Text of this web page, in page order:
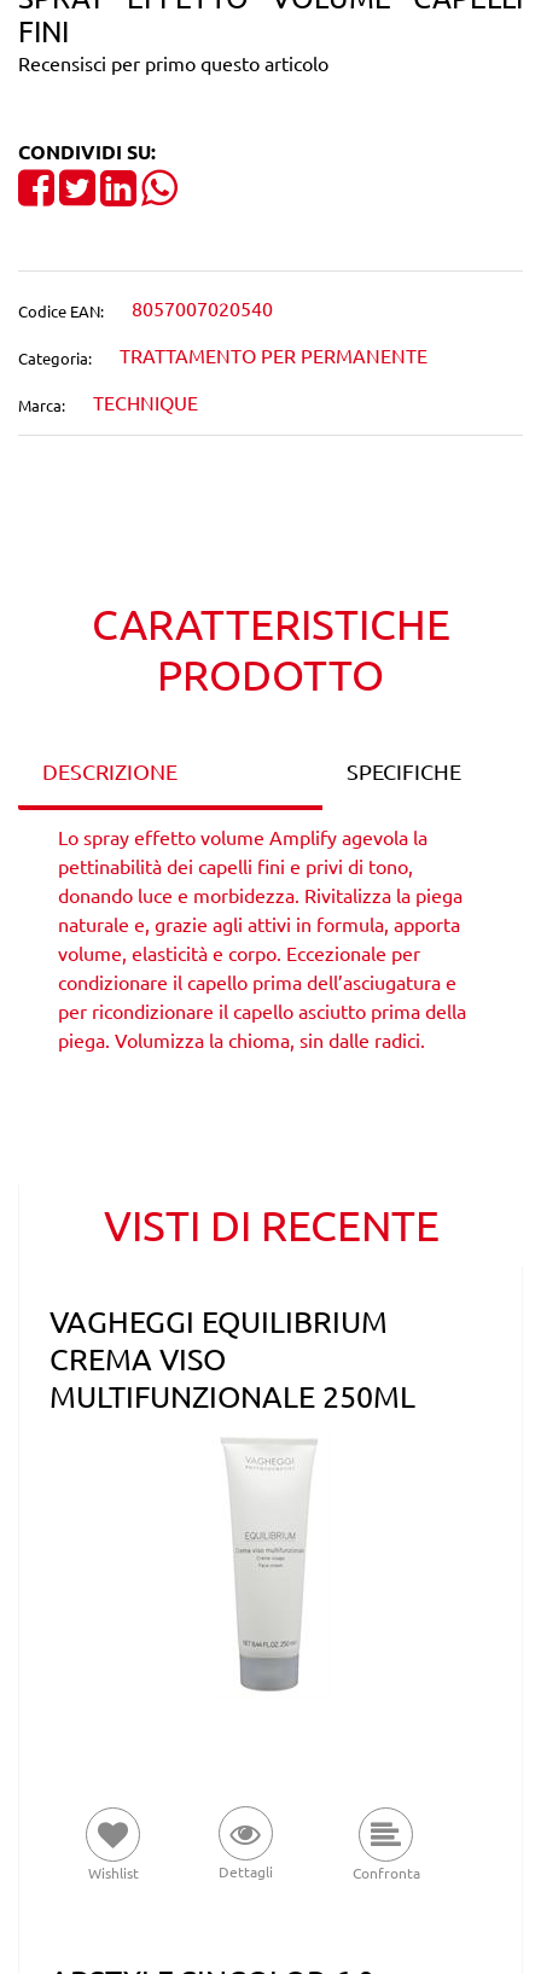
FINI
Recensisci per primo questo articolo
CONDIVIDI SU:
Share on Facebook
TweetShare on LinkedIn
Codice EAN: 8057007020540
Categoria: TRATTAMENTO PER PERMANENTE
Marca: TECHNIQUE
CARATTERISTICHE
PRODOTTO
DESCRIZIONE SPECIFICHE
Lo spray effetto volume Amplify agevola la
pettinabilità dei capelli fini e privi di tono,
donando luce e morbidezza. Rivitalizza la piega
naturale e, grazie agli attivi in formula, apporta
volume, elasticità e corpo. Eccezionale per
condizionare il capello prima dell’asciugatura e
per ricondizionare il capello asciutto prima della
piega. Volumizza la chioma, sin dalle radici.
VISTI DI RECENTE
VAGHEGGI EQUILIBRIUM
CREMA VISO
MULTIFUNZIONALE 250ML
Wishlist Dettagli Confronta